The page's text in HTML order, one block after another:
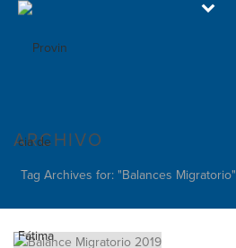
ARCHIVO
Tag Archives for: "Balances Migratorio"